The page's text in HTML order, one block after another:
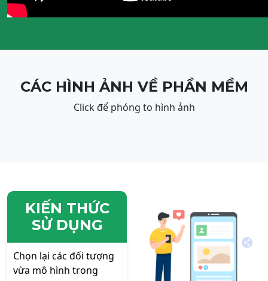
CÁC HÌNH ẢNH VỀ PHẦN MỀM
Click để phóng to hình ảnh
KIẾN THỨC
SỬ DỤNG
Chọn lại các đối tượng
vừa mô hình trong